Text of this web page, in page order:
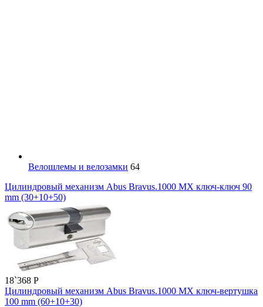
Велошлемы и велозамки 64
Цилиндровый механизм Abus Bravus.1000 MX ключ-ключ 90
mm (30+10+50)
18`368 P
Цилиндровый механизм Abus Bravus.1000 MX ключ-вертушка
100 mm (60+10+30)